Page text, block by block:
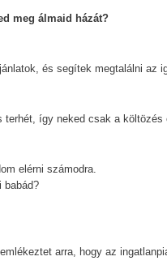
meg álmaid házát?
és segítek megtalálni az
így neked csak a költözés
elérni számodra.
babád?
arra, hogy az